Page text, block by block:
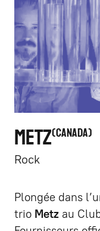
METZ CANADA
Rock
Plongée dans
trio Metz au